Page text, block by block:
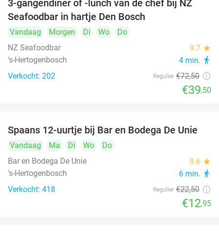
46%
3-gangendiner of -lunch van de chef bij NZ
Seafoodbar in hartje Den Bosch
Vandaag Morgen Di Wo
Do
NZ Seafoodbar
9.7 star
's-Hertogenbosch 4 min. directions_walk
Verkocht: 202 Regulier €72,50
€39,50
42%
Spaans 12-uurtje bij Bar en Bodega De Unie
Vandaag Ma Di Wo
Do
Bar en Bodega De Unie
9.6 star
's-Hertogenbosch 6 min. directions_walk
Verkocht: 418 Regulier €22,50
€12,95